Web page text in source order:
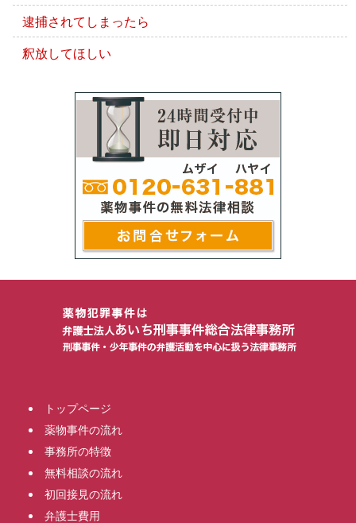
逮捕されてしまったら
釈放してほしい
トップページ
薬物事件の流れ
事務所の特徴
無料相談の流れ
初回接見の流れ
弁護士費用